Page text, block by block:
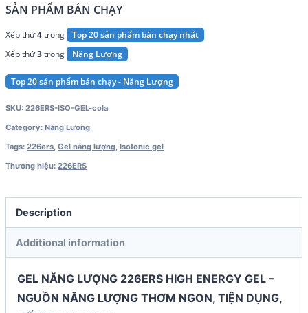
SẢN PHẨM BÁN CHẠY
Xếp thứ4trong
Top 20 sản phẩm bán chạy nhất
Xếp thứ3trong Năng Lượng
Top 20 sản phẩm bán chạy - Năng Lượng
SKU: 226ERS-ISO-GEL-cola
Category: Năng Lượng
Tags: 226ers, Gel năng lượng, Isotonic gel
Thương hiệu: 226ERS
Description
Additional information
GEL NĂNG LƯỢNG 226ERS HIGH ENERGY GEL –
NGUỒN NĂNG LƯỢNG THƠM NGON, TIỆN DỤNG,